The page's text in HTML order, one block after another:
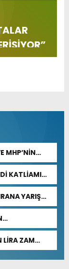
MHP’NİN
KATLİAMI
YARIŞ
LİRA ZAM